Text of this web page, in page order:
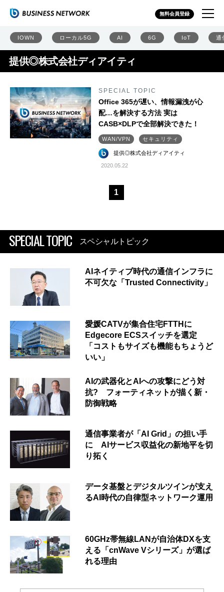
無料会員登録
IOWN ローカル5G AI 6G IoT 通
提供◎株式会社ディアイティ
SPECIAL TOPIC
Office 365が遅い、情報漏洩が心
配…を解決する方法 実は
CASB×DLPで全部解決できた！
WAN/VPN セキュリティ
提供◎株式会社ディアイティ
2020.05.22
1
SPECIAL TOPIC スペシャルトピック
AIネイティブ時代の通信インフラに
不可欠な「Trusted Connectivity」
愛媛CATVが集合住宅FTTHに
Edgecore ECSスイッチを選定
「コストもサイズも機能もちょうど
いい」
AIの武器化とAIへの攻撃にどう対
抗? フォーティネットが描く新・
防御戦略
通信事業者が「AI Grid」の担い手
に AIサービス収益化の新地平を切
り拓く
データ基盤とデジタルツインが支え
るAI時代の自律型ネットワーク運用
60GHz帯無線LANが自治体DXを支
える「cnWave Vシリーズ」が選ば
れる理由